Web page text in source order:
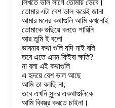
লিখতে ভাল লাগে তোমায় ভেবে।
তোমার এটা বেশ ভাল করেই জানা
আমার মনের কথাগুলি আমি কখনোই
তোমাকে গুছিয়ে বলতে পারিনি
আর তুমি ই বলো
ভাবনার কথা গুলি যদি নাই বলি
তবে এতে এমন কিইবা ক্ষতি?
না বলা এই কথাগুলি
এ হৃদয়ে বেশ ভাল আছে
আমি তা বলছি না,
তবে এখনি সুন্দর একথাগুলিকে
আমি বিবস্ত্র করতে চাইনা।